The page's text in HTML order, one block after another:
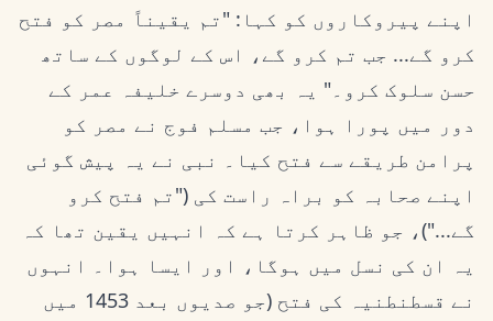
اپنے پیروکاروں کو کہا: "تم یقیناً مصر کو فتح
کرو گے... جب تم کرو گے، اس کے لوگوں کے ساتھ
حسن سلوک کرو۔" یہ بھی دوسرے خلیفہ عمر کے
دور میں پورا ہوا، جب مسلم فوج نے مصر کو
پرامن طریقے سے فتح کیا۔ نبی نے یہ پیش گوئی
اپنے صحابہ کو براہ راست کی ("تم فتح کرو
گے...")، جو ظاہر کرتا ہے کہ انہیں یقین تھا کہ
یہ ان کی نسل میں ہوگا، اور ایسا ہوا۔ انہوں
نے قسطنطنیہ کی فتح (جو صدیوں بعد 1453 میں